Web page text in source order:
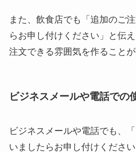
また、飲食店でも「追加のご
らお申し付けください」と伝
注文できる雰囲気を作ることが
ビジネスメールや電話での
ビジネスメールや電話でも、
いましたらお申し付けくださ